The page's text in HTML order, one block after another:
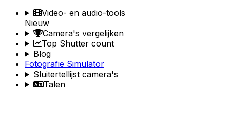
Video- en audio-tools
Nieuw
Camera's vergelijken
Top Shutter count
Blog
Fotografie Simulator
Sluitertellijst camera's
Talen